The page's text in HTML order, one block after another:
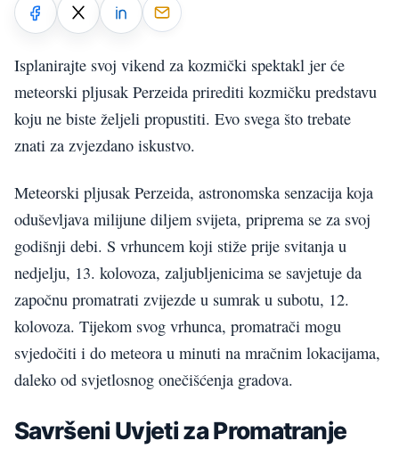
Isplanirajte svoj vikend za kozmički spektakl jer će
meteorski pljusak Perzeida prirediti kozmičku predstavu
koju ne biste željeli propustiti. Evo svega što trebate
znati za zvjezdano iskustvo.
Meteorski pljusak Perzeida, astronomska senzacija koja
oduševljava milijune diljem svijeta, priprema se za svoj
godišnji debi. S vrhuncem koji stiže prije svitanja u
nedjelju, 13. kolovoza, zaljubljenicima se savjetuje da
započnu promatrati zvijezde u sumrak u subotu, 12.
kolovoza. Tijekom svog vrhunca, promatrači mogu
svjedočiti i do meteora u minuti na mračnim lokacijama,
daleko od svjetlosnog onečišćenja gradova.
Savršeni Uvjeti za Promatranje